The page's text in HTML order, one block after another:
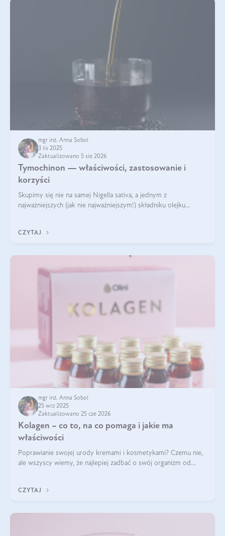
mgr inż. Anna Sobol
3 lis 2025
Zaktualizowano 5 sie 2026
Tymochinon — właściwości, zastosowanie i
korzyści
Skupimy się nie na samej Nigella sativa, a jednym z
najważniejszych (jak nie najważniejszym!) składniku olejku
CZYTAJ
mgr inż. Anna Sobol
25 wrz 2025
Zaktualizowano 25 cze 2026
Kolagen – co to, na co pomaga i jakie ma
właściwości
Poprawianie swojej urody kremami i kosmetykami? Czemu nie,
ale wszyscy wiemy, że najlepiej zadbać o swój organizm od
wysokiej jakości suplem
CZYTAJ